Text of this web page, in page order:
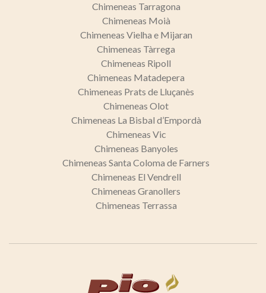
Chimeneas Tarragona
Chimeneas Moià
Chimeneas Vielha e Mijaran
Chimeneas Tàrrega
Chimeneas Ripoll
Chimeneas Matadepera
Chimeneas Prats de Lluçanès
Chimeneas Olot
Chimeneas La Bisbal d’Empordà
Chimeneas Vic
Chimeneas Banyoles
Chimeneas Santa Coloma de Farners
Chimeneas El Vendrell
Chimeneas Granollers
Chimeneas Terrassa